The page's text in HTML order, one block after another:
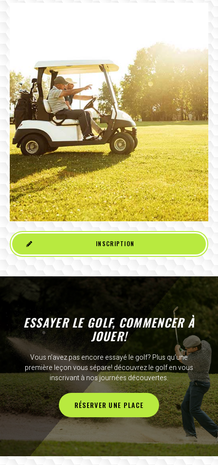
INSCRIPTION
ESSAYER LE GOLF, COMMENCER À
JOUER!
Vous n’avez pas encore essayé le golf? Plus qu’une
première leçon vous sépare! découvrez le golf en vous
inscrivant à nos journées découvertes.
RÉSERVER UNE PLACE